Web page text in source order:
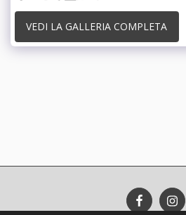
VEDI LA GALLERIA COMPLETA